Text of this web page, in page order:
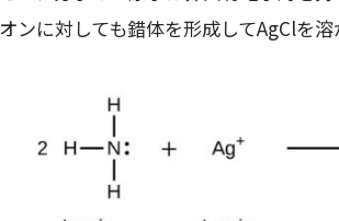
ンに対しても錯体を形成してAgClを溶